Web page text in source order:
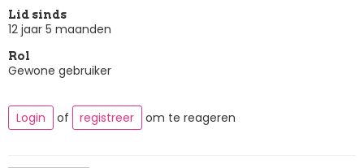
Lid sinds
12 jaar 5 maanden
Rol
Gewone gebruiker
Login of registreer om te reageren